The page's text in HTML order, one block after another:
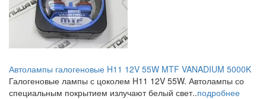
Автолампы галогеновые H11 12V 55W MTF VANADIUM 5000K
Галогеновые лампы с цоколем H11 12V 55W. Автолампы со
специальным покрытием излучают белый свет..подробнее